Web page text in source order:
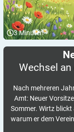
3Minuten
Wechsel an
Wechsel
Nach mehreren
Amt: Neuer
Sommer. Wirtz
warum er dem